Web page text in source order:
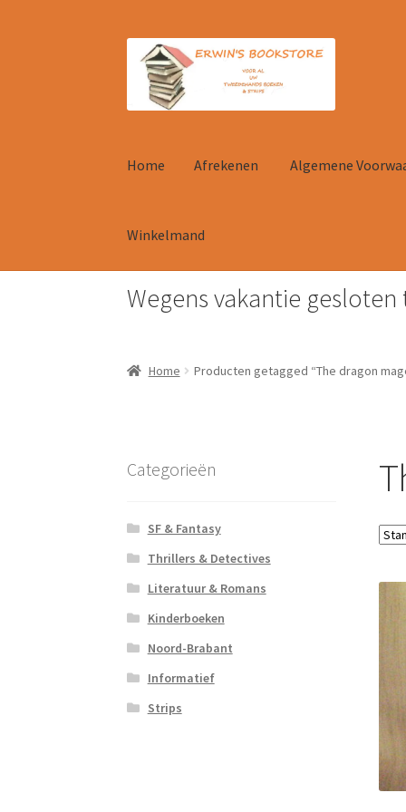
door
naar
navigatie
naar
inhoud
Home Afrekenen Algemene
Winkelmand
HomeAfrekenenAlgemene Voorwaarden
Wegens vakantie
Home Producten getagged “The dragon
Categorieën
SF & Fantasy
Thrillers & Detectives
Literatuur & Romans
Kinderboeken
Noord-Brabant
Informatief
Strips